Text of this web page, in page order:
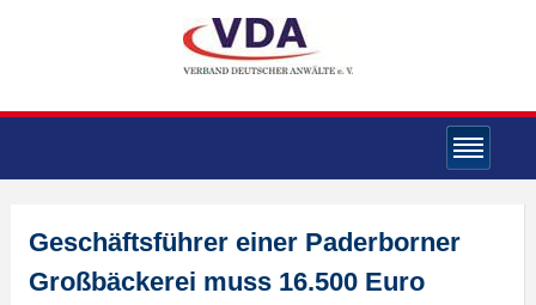
Geschäftsführer einer Paderborner
Großbäckerei muss 16.500 Euro